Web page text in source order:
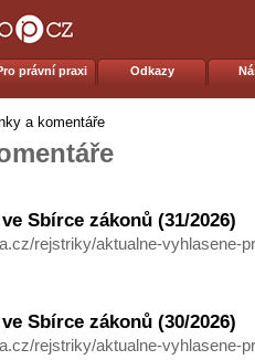
právní praxi Odkazy
a komentáře
Sbírce zákonů (31/2026)
rejstriky/aktualne-vyhlasene-
Sbírce zákonů (30/2026)
rejstriky/aktualne-vyhlasene-